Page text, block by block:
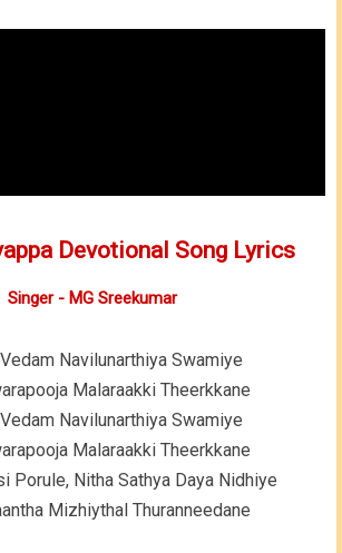
Devotional Song Lyrics
Singer - MG Sreekumar
Navilunarthiya Swamiye
Malaraakki Theerkkane
Navilunarthiya Swamiye
Malaraakki Theerkkane
Porule, Nitha Sathya Daya Nidhiye
Mizhiythal Thuranneedane